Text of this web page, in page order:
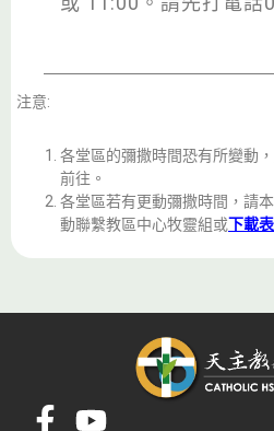
注意:
各堂區的彌撒時間恐有所變動
前往。
各堂區若有更動彌撒時間，請
動聯繫教區中心牧靈組或下載